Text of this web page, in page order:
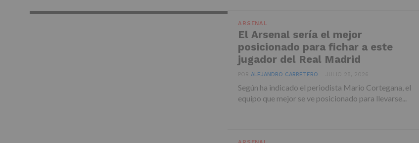
ARSENAL
El Arsenal sería el mejor
posicionado para fichar a este
jugador del Real Madrid
PORALEJANDRO CARRETERO JULIO 28, 2026
Según ha indicado el periodista Mario Cortegana, el
equipo que mejor se ve posicionado para llevarse...